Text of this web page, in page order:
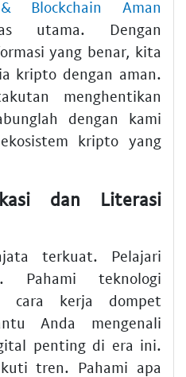
Blockchain Aman
utama. Dengan
yang benar, kita
kripto dengan aman.
menghentikan
dengan kami
kripto yang
dan Literasi
terkuat. Pelajari
Pahami teknologi
cara kerja dompet
Anda mengenali
penting di era ini.
tren. Pahami apa